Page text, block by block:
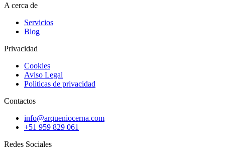
A cerca de
Servicios
Blog
Privacidad
Cookies
Aviso Legal
Politicas de privacidad
Contactos
info@arqueniocerna.com
+51 959 829 061
Redes Sociales